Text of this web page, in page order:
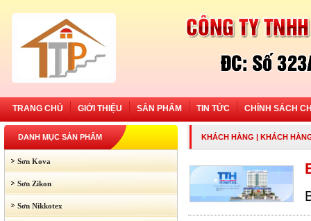
TRANG CHỦ GIỚI THIỆU SẢN PHẨM TIN TỨC CHÍNH SÁCH
DANH MỤC SẢN PHẨM
Sơn Kova
Sơn Zikon
Sơn Nikkotex
KHÁCH HÀNG | KHÁCH